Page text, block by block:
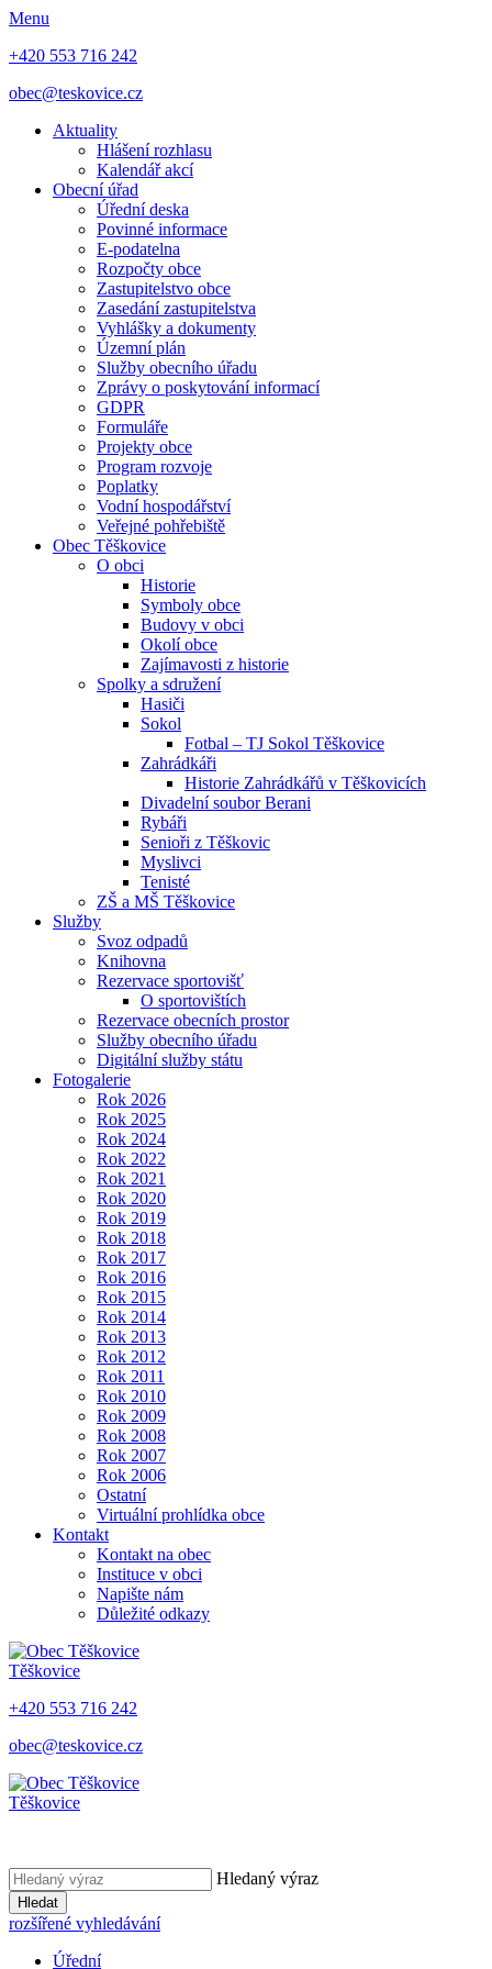
Menu
+420 553 716 242
obec@teskovice.cz
Aktuality
Hlášení rozhlasu
Kalendář akcí
Obecní úřad
Úřední deska
Povinné informace
E-podatelna
Rozpočty obce
Zastupitelstvo obce
Zasedání zastupitelstva
Vyhlášky a dokumenty
Územní plán
Služby obecního úřadu
Zprávy o poskytování informací
GDPR
Formuláře
Projekty obce
Program rozvoje
Poplatky
Vodní hospodářství
Veřejné pohřebiště
Obec Těškovice
O obci
Historie
Symboly obce
Budovy v obci
Okolí obce
Zajímavosti z historie
Spolky a sdružení
Hasiči
Sokol
Fotbal – TJ Sokol Těškovice
Zahrádkáři
Historie Zahrádkářů v Těškovicích
Divadelní soubor Berani
Rybáři
Senioři z Těškovic
Myslivci
Tenisté
ZŠ a MŠ Těškovice
Služby
Svoz odpadů
Knihovna
Rezervace sportovišť
O sportovištích
Rezervace obecních prostor
Služby obecního úřadu
Digitální služby státu
Fotogalerie
Rok 2026
Rok 2025
Rok 2024
Rok 2022
Rok 2021
Rok 2020
Rok 2019
Rok 2018
Rok 2017
Rok 2016
Rok 2015
Rok 2014
Rok 2013
Rok 2012
Rok 2011
Rok 2010
Rok 2009
Rok 2008
Rok 2007
Rok 2006
Ostatní
Virtuální prohlídka obce
Kontakt
Kontakt na obec
Instituce v obci
Napište nám
Důležité odkazy
Těškovice
+420 553 716 242
obec@teskovice.cz
Těškovice
Hledaný výraz
Hledat
rozšířené vyhledávání
Úřední